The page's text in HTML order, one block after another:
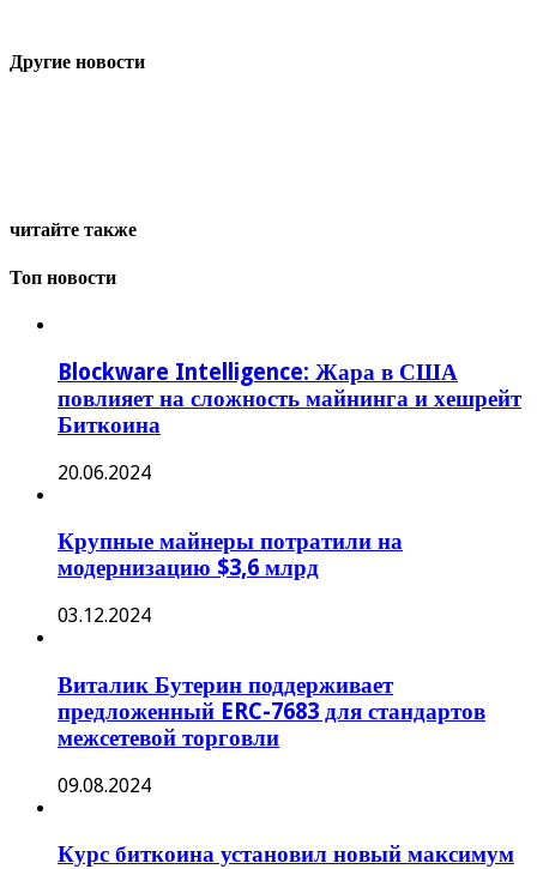
Другие новости
читайте также
Топ новости
Blockware Intelligence: Жара в США
повлияет на сложность майнинга и хешрейт
Биткоина
20.06.2024
Крупные майнеры потратили на
модернизацию $3,6 млрд
03.12.2024
Виталик Бутерин поддерживает
предложенный ERC-7683 для стандартов
межсетевой торговли
09.08.2024
Курс биткоина установил новый максимум